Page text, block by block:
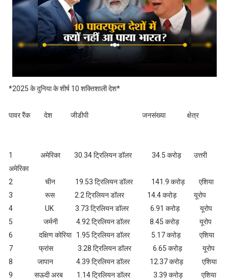
*2025 के दुनिया के शीर्ष 10 शक्तिशाली देश*
पावर रैंक देश जीडीपी जनसंख्या क्षेत्र
1 अमेरिका 30.34 ट्रिलियन डॉलर 34.5 करोड़ उत्तरी
अमेरिका
2 चीन 19.53 ट्रिलियन डॉलर 141.9 करोड़ एशिया
3 रूस 2.2 ट्रिलियन डॉलर 14.4 करोड़ यूरोप
4 UK 3.73 ट्रिलियन डॉलर 6.91 करोड़ यूरोप
5 जर्मनी 4.92 ट्रिलियन डॉलर 8.45 करोड़ यूरोप
6 दक्षिण कोरिया 1.95 ट्रिलियन डॉलर 5.17 करोड़ एशिया
7 फ्रांस 3.28 ट्रिलियन डॉलर 6.65 करोड़ यूरोप
8 जापान 4.39 ट्रिलियन डॉलर 12.37 करोड़ एशिया
9 सऊदी अरब 1.14 ट्रिलियन डॉलर 3.39 करोड़ एशिया